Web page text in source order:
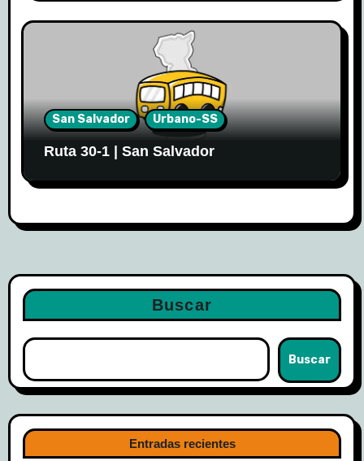
San Salvador Urbano-SS
Ruta 30-1 | San Salvador
Buscar
Buscar
Entradas recientes